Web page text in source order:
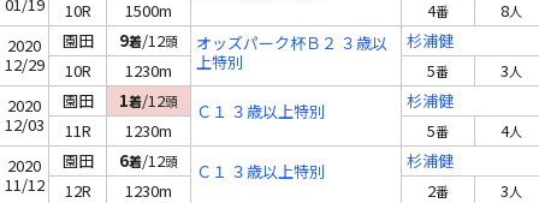
10R
1500m 4番 8人
2020
12/29
園田 9着/12頭
オッズパーク杯Ｂ２ ３歳以
上特別
杉浦健
10R
1230m 5番 3人
2020
12/03
園田 1着/12頭 Ｃ１ ３歳以上特別
杉浦健
11R
1230m 5番 4人
2020
11/12
園田 6着/12頭 Ｃ１ ３歳以上特別
杉浦健
12R
1230m 2番 3人